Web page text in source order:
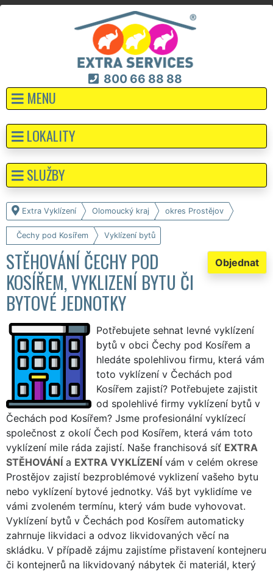
800 66 88 88
MENU
Extra Vyklízení Olomoucký kraj okres Prostějov
Čechy pod Kosířem Vyklízení bytů
Objednat
STĚHOVÁNÍ ČECHY POD
KOSÍŘEM, VYKLIZENÍ BYTU ČI
BYTOVÉ JEDNOTKY
Potřebujete sehnat levné vyklízení
bytů v obci Čechy pod Kosířem a
hledáte spolehlivou firmu, která vám
toto vyklízení v Čechách pod
Kosířem zajistí? Potřebujete zajistit
od spolehlivé firmy vyklízení bytů v
Čechách pod Kosířem? Jsme profesionální vyklízecí
společnost z okolí Čech pod Kosířem, která vám toto
vyklízení mile ráda zajistí. Naše franchisová síť EXTRA
STĚHOVÁNÍ a EXTRA VYKLÍZENÍ vám v celém okrese
Prostějov zajistí bezproblémové vyklizení vašeho bytu
nebo vyklízení bytové jednotky. Váš byt vyklidíme ve
vámi zvoleném termínu, který vám bude vyhovovat.
Vyklízení bytů v Čechách pod Kosířem automaticky
zahrnuje likvidaci a odvoz likvidovaných věcí na
skládku. V případě zájmu zajistíme přistavení kontejneru
či kontejnerů na likvidovaný nábytek či materiál, který
LOKALITY
SLUŽBY